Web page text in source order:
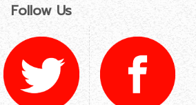
Follow Us